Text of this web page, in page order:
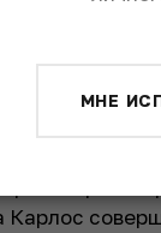
решил на
о
гостям
Маркиза.
и
Карлос
МНЕ